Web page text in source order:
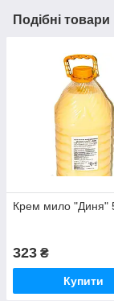
Подібні товари
Крем мило "Диня"
323 ₴
Купити